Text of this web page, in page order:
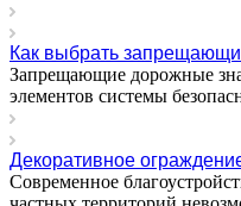
Как выбрать
Запрещающие дорожные
элементов системы
Декоративное
Современное